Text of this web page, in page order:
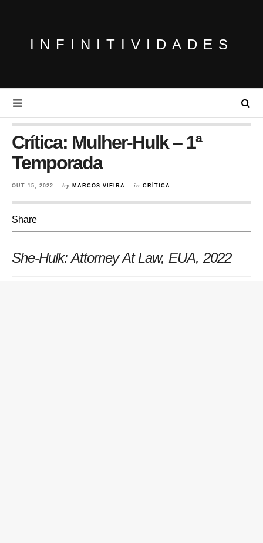
INFINITIVIDADES
Crítica: Mulher-Hulk – 1ª
Temporada
OUT 15, 2022 by MARCOS VIEIRA in CRÍTICA
Share
She-Hulk: Attorney At Law, EUA, 2022